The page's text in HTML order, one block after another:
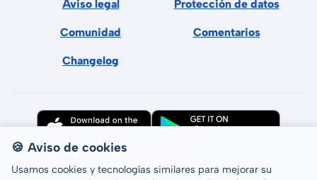
Aviso legal Protección de datos
Comunidad Comentarios
Changelog
🍪 Aviso de cookies
Usamos cookies y tecnologías similares para mejorar su